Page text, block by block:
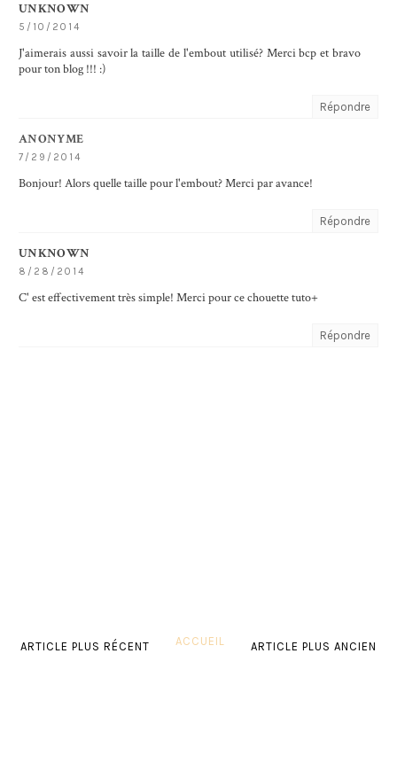
UNKNOWN
5/10/2014
J'aimerais aussi savoir la taille de l'embout utilisé? Merci bcp et bravo
pour ton blog !!! :)
Répondre
ANONYME
7/29/2014
Bonjour! Alors quelle taille pour l'embout? Merci par avance!
Répondre
UNKNOWN
8/28/2014
C' est effectivement très simple! Merci pour ce chouette tuto+
Répondre
ARTICLE PLUS RÉCENT ARTICLE PLUS ANCIEN
ACCUEIL